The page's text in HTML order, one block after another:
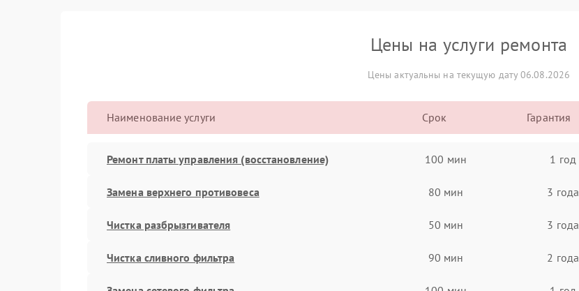
Цены на услуги ремонта
Цены актуальны на текущую дату 06.08.2026
Наименование услуги Срок Гарантия
Ремонт платы управления (восстановление) 100 мин 1 год
Замена верхнего противовеса 80 мин 3 года
Чистка разбрызгивателя 50 мин 3 года
Чистка сливного фильтра 90 мин 2 года